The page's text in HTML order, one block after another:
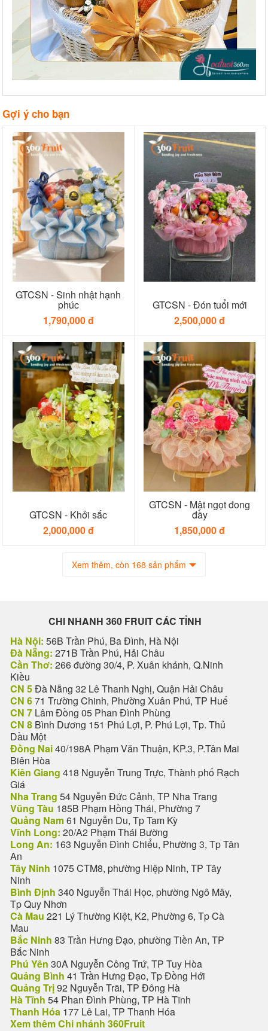
Gợi ý cho bạn
GTCSN - Sinh nhật hạnh
phúc
1,790,000 đ
GTCSN - Đón tuổi mới
2,500,000 đ
GTCSN - Khởi sắc
2,000,000 đ
GTCSN - Mật ngọt đong
đầy
1,850,000 đ
Xem thêm, còn 168 sản phẩm
CHI NHANH 360 FRUIT CÁC TỈNH
Hà Nội: 56B Trần Phú, Ba Đình, Hà Nội
Đà Nẵng: 271B Trần Phú, Hải Châu
Cần Thơ: 266 đường 30/4, P. Xuân khánh, Q.Ninh
Kiều
CN 5Đà Nẵng 32 Lê Thanh Nghị, Quận Hải Châu
CN 671 Trường Chinh, Phường Xuân Phú, TP Huế
CN 7 Lâm Đồng 05 Phan Đình Phùng
CN 8 Bình Dương 151 Phú Lợi, P. Phú Lợi, Tp. Thủ
Dầu Một
Đồng Nai40/198A Phạm Văn Thuận, KP.3, P.Tân Mai
Biên Hòa
Kiên Giang 418 Nguyễn Trung Trực, Thành phố Rạch
Giá
Nha Trang 54 Nguyễn Đức Cảnh, TP Nha Trang
Vũng Tàu 185B Phạm Hồng Thái, Phường 7
Quảng Nam61 Nguyễn Du, Tp Tam Kỳ
Vĩnh Long: 20/A2 Phạm Thái Bường
Long An: 163 Nguyễn Đình Chiểu, Phường 3, Tp Tân
An
Tây Ninh 1075 CTM8, phường Hiệp Ninh, TP Tây
Ninh
Bình Định 340 Nguyễn Thái Học, phường Ngô Mây,
Tp Quy Nhơn
Cà Mau 221 Lý Thường Kiệt, K2, Phường 6, Tp Cà
Mau
Bắc Ninh 83 Trần Hưng Đạo, phường Tiền An, TP
Bắc Ninh
Phú Yên 30A Nguyễn Công Trứ, TP Tuy Hòa
Quảng Bình 41 Trần Hưng Đạo, Tp Đồng Hới
Quảng Trị92 Nguyễn Trãi, TP Đông Hà
Hà Tĩnh 54 Phan Đình Phùng, TP Hà Tĩnh
Thanh Hóa 177 Lê Lai, TP Thanh Hóa
Xem thêm Chi nhánh 360Fruit